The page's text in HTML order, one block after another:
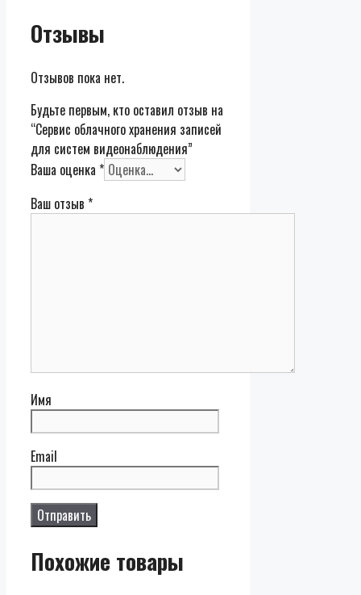
Отзывы
Отзывов пока нет.
Будьте первым, кто оставил отзыв на
“Сервис облачного хранения записей
для систем видеонаблюдения”
Ваша оценка *
Ваш отзыв *
Имя
Email
Похожие товары